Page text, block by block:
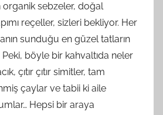
organik sebzeler, doğal
reçeller, sizleri bekliyor. Her
sunduğu en güzel tatların
böyle bir kahvaltıda neler
çıtır çıtır simitler, tam
çaylar ve tabii ki aile
Hepsi bir araya